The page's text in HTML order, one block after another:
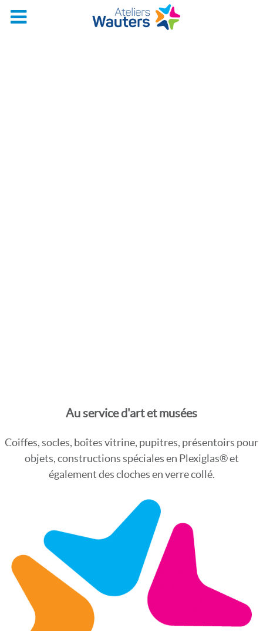
Au service d'art et musées
Coiffes, socles, boîtes vitrine, pupitres, présentoirs pour
objets, constructions spéciales en Plexiglas® et
également des cloches en verre collé.